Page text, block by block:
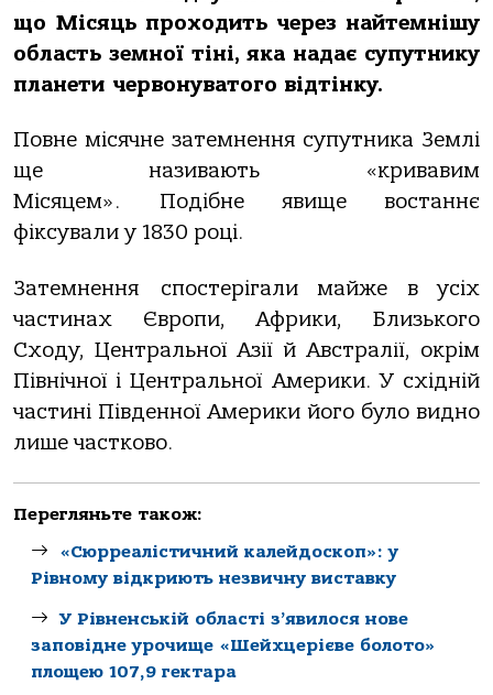
що Місяць проходить через найтемнішу
область земної тіні, яка надає супутнику
планети червонуватого відтінку.
Повне місячне затемнення супутника Землі
ще називають «кривавим
Місяцем». Подібне явище востаннє
фіксували у 1830 році.
Затемнення спостерігали майже в усіх
частинах Європи, Африки, Близького
Сходу, Центральної Азії й Австралії, окрім
Північної і Центральної Америки. У східній
частині Південної Америки його було видно
лише частково.
Перегляньте також:
«Сюрреалістичний калейдоскоп»: у
Рівному відкриють незвичну виставку
У Рівненській області з’явилося нове
заповідне урочище «Шейхцерієве болото»
площею 107,9 гектара